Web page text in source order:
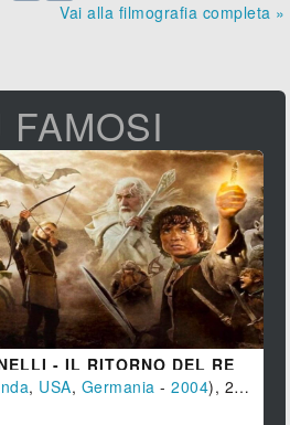
Vai alla filmografia completa »
- IL RITORNO DEL RE
, USA, Germania -2004), 201 min.